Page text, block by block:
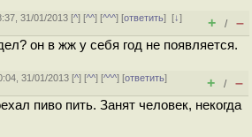
31/01/2013 [^] [^^] [^^^] [ответить][↓]
+ / –
он в жж у себя год не появляется.
31/01/2013 [^] [^^] [^^^] [ответить]
+ / –
пиво пить. Занят человек, некогда